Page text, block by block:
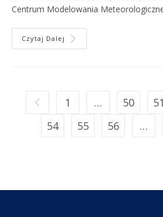
Centrum Modelowania
Czytaj Dalej
1 … 50 51
54
55 56 …